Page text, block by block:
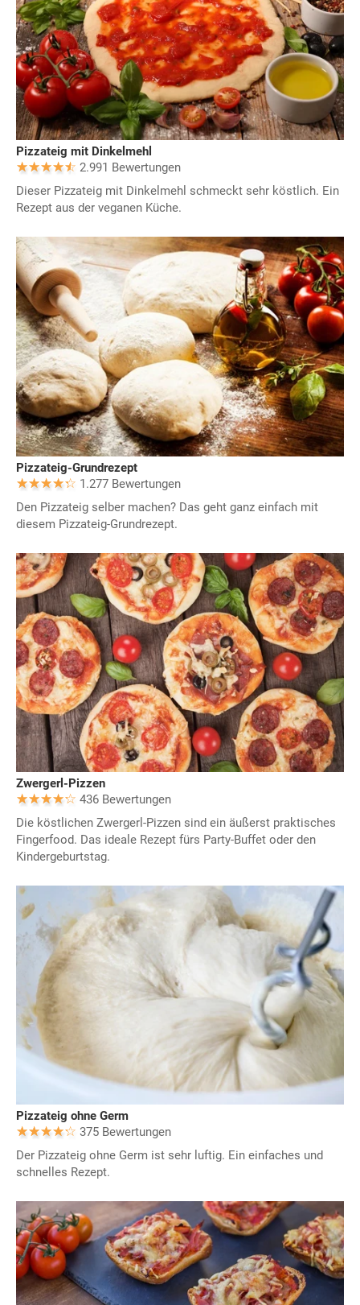
Pizzateig mit Dinkelmehl
2.991 Bewertungen
Dieser Pizzateig mit Dinkelmehl schmeckt sehr köstlich. Ein
Rezept aus der veganen Küche.
Pizzateig-Grundrezept
1.277 Bewertungen
Den Pizzateig selber machen? Das geht ganz einfach mit
diesem Pizzateig-Grundrezept.
Zwergerl-Pizzen
436 Bewertungen
Die köstlichen Zwergerl-Pizzen sind ein äußerst praktisches
Fingerfood. Das ideale Rezept fürs Party-Buffet oder den
Kindergeburtstag.
Pizzateig ohne Germ
375 Bewertungen
Der Pizzateig ohne Germ ist sehr luftig. Ein einfaches und
schnelles Rezept.